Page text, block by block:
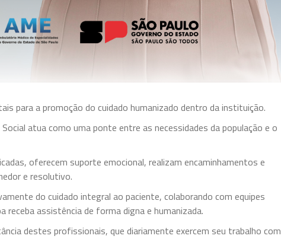
para a promoção do cuidado humanizado dentro da instituição.
atua como uma ponte entre as necessidades da população e o
oferecem suporte emocional, realizam encaminhamentos e
e resolutivo.
do cuidado integral ao paciente, colaborando com equipes
assistência de forma digna e humanizada.
destes profissionais, que diariamente exercem seu trabalho com